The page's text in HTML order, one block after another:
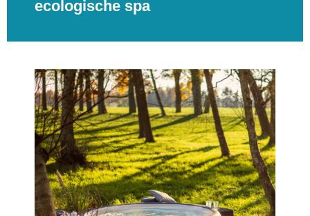
ecologische spa